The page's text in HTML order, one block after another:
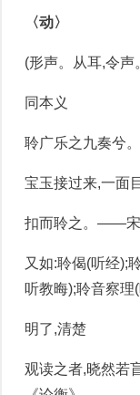
〈动〉
(形声。从耳,令声
同本义
聆广乐之九奏兮
宝玉接过来,一面
扣而聆之。——宋
又如:聆偈(听经);
听教晦);聆音察
明了,清楚
观读之者,晓然若